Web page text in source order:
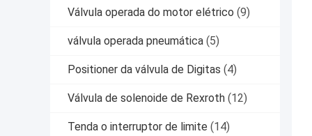
Válvula operada do motor elétrico (9)
válvula operada pneumática (5)
Positioner da válvula de Digitas (4)
Válvula de solenoide de Rexroth (12)
Tenda o interruptor de limite (14)